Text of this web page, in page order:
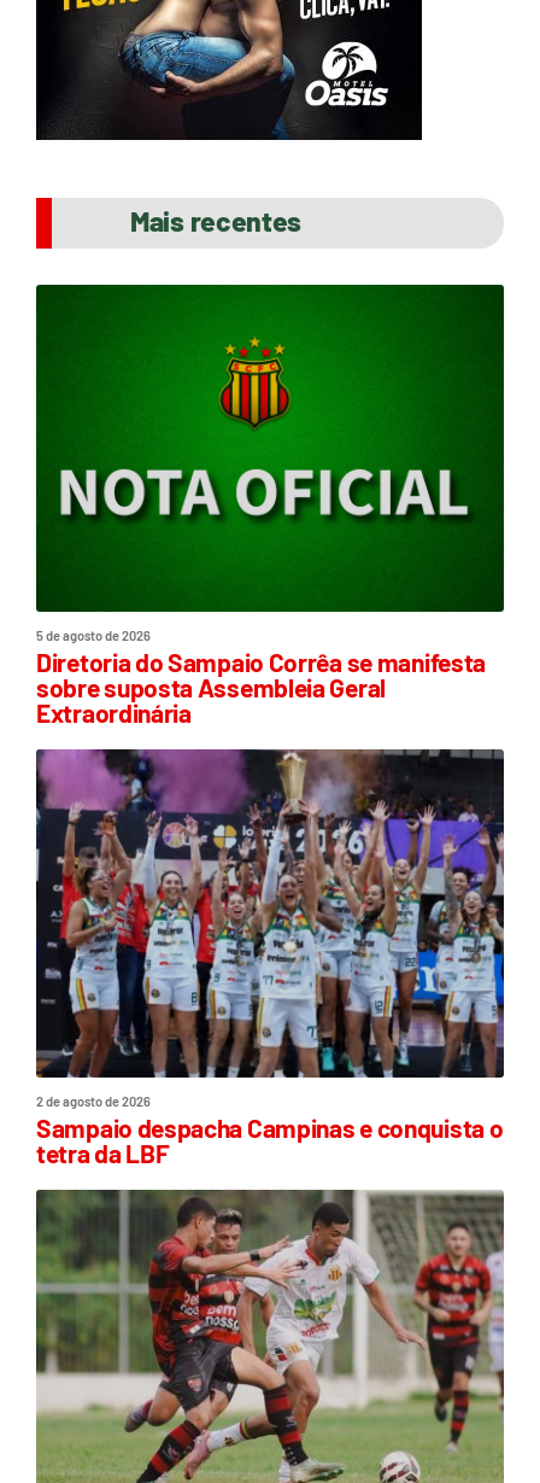
Mais recentes
5 de agosto de 2026
Diretoria do Sampaio Corrêa se manifesta
sobre suposta Assembleia Geral
Extraordinária
2 de agosto de 2026
Sampaio despacha Campinas e conquista o
tetra da LBF